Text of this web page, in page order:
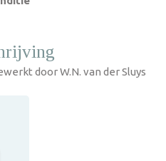
door W.N. van der Sluys